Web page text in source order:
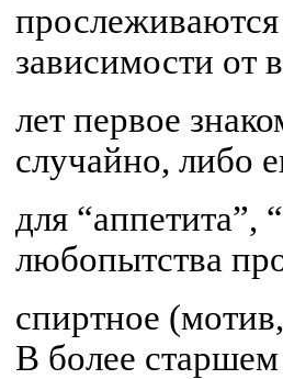
зависимости от
лет первое
случайно, либо
для “аппетита”,
любопытства
спиртное
В более старшем